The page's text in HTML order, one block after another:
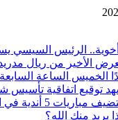
الرئيس السيسي
الأخير من ريال
غدًا الخميس الساعة
توقيع اتفاقية
أندية في الدوري المصري
يريد منك الله؟